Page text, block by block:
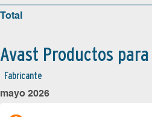
Total
Avast Productos
Fabricante
mayo 2026